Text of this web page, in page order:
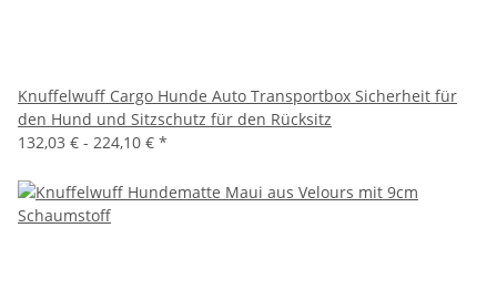
Knuffelwuff Cargo Hunde Auto Transportbox Sicherheit für
den Hund und Sitzschutz für den Rücksitz
132,03 € - 224,10 € *